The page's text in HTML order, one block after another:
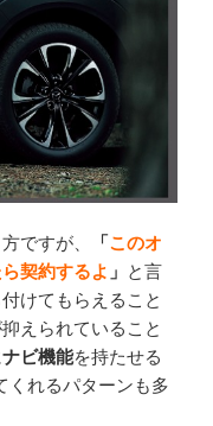
ですが、 「このオ
契約するよ 」 と言
けてもらえること
えられていること
ナビ機能を持たせる
くれるパターンも多